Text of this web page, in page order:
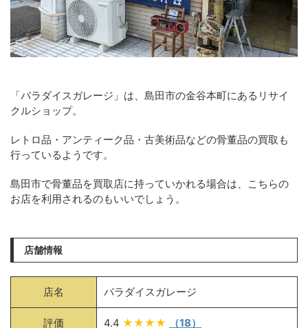
「パラダイスガレージ」は、島田市の金谷本町にあるリサイ
クルショップ。
レトロ品・アンティーク品・古美術品などの骨董品の買取も
行っているようです。
島田市で骨董品を買取店に持っていかれる場合は、こちらの
お店を利用されるのもいいでしょう。
店舗情報
店名 パラダイスガレージ
評価 4.4 ★★★★ （18）